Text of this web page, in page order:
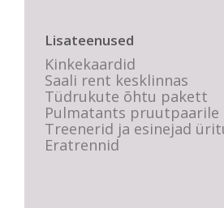
Lisateenused
Kinkekaardid
Saali rent kesklinnas
Tüdrukute õhtu pakett
Pulmatants pruutpaarile
Treenerid ja esinejad
Eratrennid